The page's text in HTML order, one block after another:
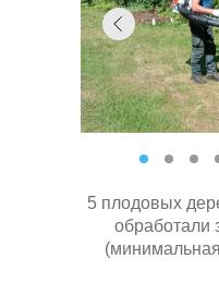
5 плодовых
обработали